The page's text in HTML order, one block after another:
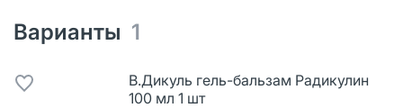
Варианты 1
В.Дикуль гель-бальзам Радикулин
100 мл 1 шт